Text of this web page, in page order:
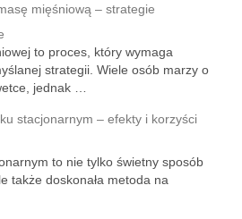
mięśniową – strategie
to proces, który wymaga
strategii. Wiele osób marzy o
jednak …
stacjonarnym – efekty i korzyści
to nie tylko świetny sposób
także doskonała metoda na